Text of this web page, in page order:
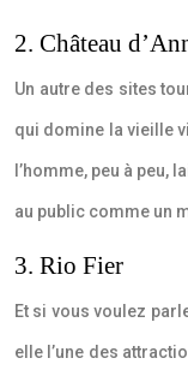
2. Château
Un autre des sites
qui domine la vieille
l’homme, peu à
au public comme un
3. Rio Fier
Et si vous voulez
elle l’une des